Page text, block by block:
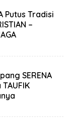
Putus Tradisi
–
SERENA